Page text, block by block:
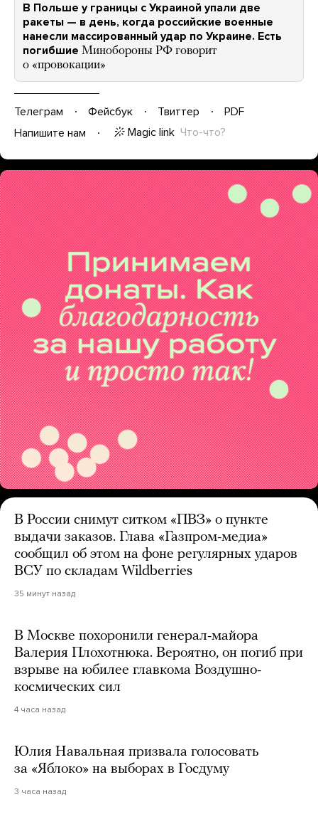
В Польше у границы с Украиной упали две
ракеты — в день, когда российские военные
нанесли массированный удар по Украине. Есть
погибшие Минобороны РФ говорит
о «провокации»
Телеграм Фейсбук Твиттер
PDF
Напишите нам
Magic link Что-что?
В России снимут ситком «ПВЗ» о пункте
выдачи заказов. Глава «Газпром-медиа»
сообщил об этом на фоне регулярных ударов
ВСУ по складам Wildberries
35 минут назад
В Москве похоронили генерал-майора
Валерия Плохотнюка. Вероятно, он погиб при
взрыве на юбилее главкома Воздушно-
космических сил
4 часа назад
Юлия Навальная призвала голосовать
за «Яблоко» на выборах в Госдуму
3 часа назад